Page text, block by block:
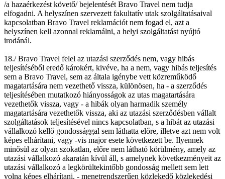
/a hazaérkezést követő/ bejelentését Bravo Travel nem tudja
elfogadni. A helyszínen szervezett fakultatív utak szolgáltatásaival
kapcsolatban Bravo Travel reklamációt nem fogad el, azt a
helyszínen kell azonnal reklamálni, a helyi szolgáltatást nyújtó
irodánál.
18./ Bravo Travel felel az utazási szerződés nem, vagy hibás
teljesítéséből eredő károkért, kivéve, ha a nem, vagy hibás teljesítés
sem a Bravo Travel, sem az általa igénybe vett közreműködő
magatartására nem vezethető vissza, különösen, ha - a szerződés
teljesítésében mutatkozó hiányosságok az utas magatartására
vezethetők vissza, vagy - a hibák olyan harmadik személy
magatartására vezethetők vissza, aki az utazási szerződésben vállalt
szolgáltatások teljesítésével nincs kapcsolatban, s a hibát az utazási
vállalkozó kellő gondossággal sem láthatta előre, illetve azt nem volt
képes elhárítani, vagy -vis major esete következett be. Ilyennek
minősül az olyan szokatlan, előre nem látható körülmény, amely az
utazási vállalkozó akaratán kívül áll, s amelynek következményeit az
utazási vállalkozó a legkörültekintőbb gondosság mellett sem lett
volna képes elhárítani. - menetrendszerűen közlekedő közlekedési